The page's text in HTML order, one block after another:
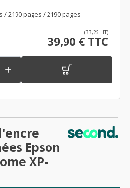
/ 2190 pages / 2190 pages
(33,25 HT)
39,90 € TTC

Epson
XP-